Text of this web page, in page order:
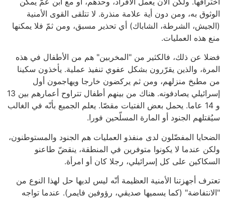
الوثوق به، ومن دون أية علامة منذرة. لا تتلقى القوى الأمنية
(الجيش، الشرطة، الشاباك) أي تحذير مسبق، ومن ثمّ فلا يمكنها
منع هذه العمليات.
فضلا عن ذلك، فالكثير من "المخربين" هم من الأطفال في هذه
المرة، والذين يقرّرون بشكل عفوي تنفيذ عملية. يأخذون سكينا
من مطبخ منزلهم، ومن ثم يركضون خارجا ويهاجمون أول
إسرائيلي يصادفونه. هناك من بينهم أطفال تتراوح أعمارهم بين 13
و 14 عاما. يحمل بعض الفتيات مقصّا. يعلم الجميع بأنّه في الغالب
سيُقتلهم الجنود أو المارة المسلّحين فورا.
الضحايا المفضّلون لدى منفذو العمليات هم الجنود والمستوطنون،
ولكن عندما لا يكونوا متوفرين في المنطقة، ينقضّ طاعنو
السكاكين على كل إسرائيلي، رجلا كان أو امرأة.
تعترف أجهزتنا الأمنية العظيمة أنّه ليس لديها حل لهذا النوع من
"الانتفاضة" (كما يسميها صديقي، رؤوفين فايمر). عندما تواجه